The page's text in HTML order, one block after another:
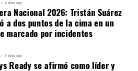
4 días ago
Nacional 2026: Tristán Suárez
a dos puntos de la cima en un
marcado por incidentes
3 días ago
Ready se afirmó como líder y